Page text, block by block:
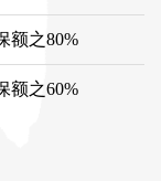
额之80%
额之60%